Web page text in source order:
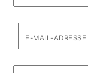
E-MAIL-ADRESSE